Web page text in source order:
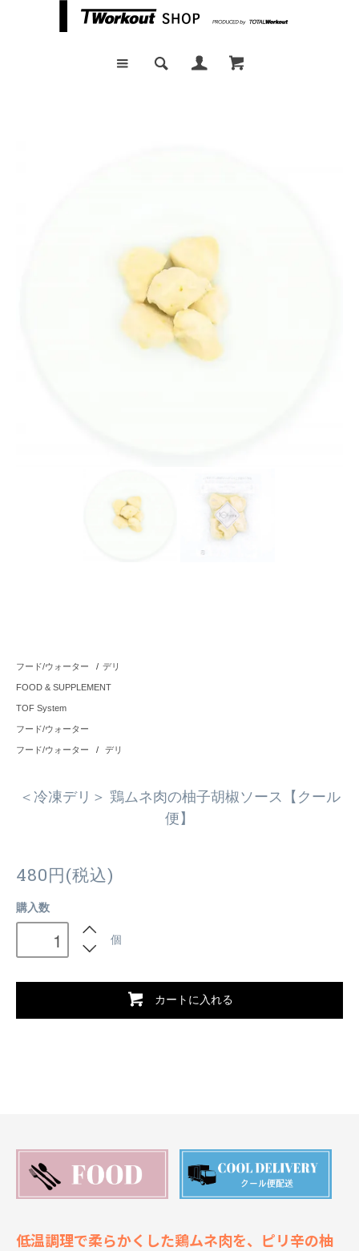
フード/ウォーター / デリ
FOOD & SUPPLEMENT
TOF System
フード/ウォーター
フード/ウォーター / デリ
＜冷凍デリ＞ 鶏ムネ肉の柚子胡椒ソース【クール
便】
480円(税込)
購入数
個
カートに入れる
低温調理で柔らかくした鶏ムネ肉を、ピリ辛の柚